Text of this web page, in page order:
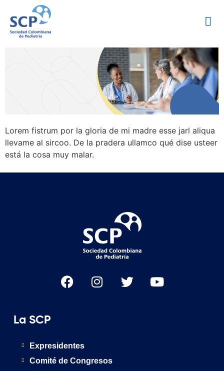
Lorem fistrum por la gloria de mi madre esse jarl aliqua
llevame al sircoo. De la pradera ullamco qué dise usteer
está la cosa muy malar.
La SCP
Expresidentes
Comité de Congresos